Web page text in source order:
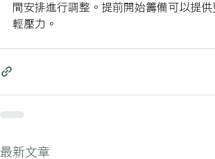
間安排進行調整。提前開始籌備可以提
輕壓力。
最新文章